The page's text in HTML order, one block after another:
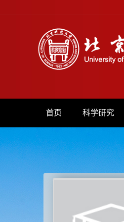
首页 科学研究